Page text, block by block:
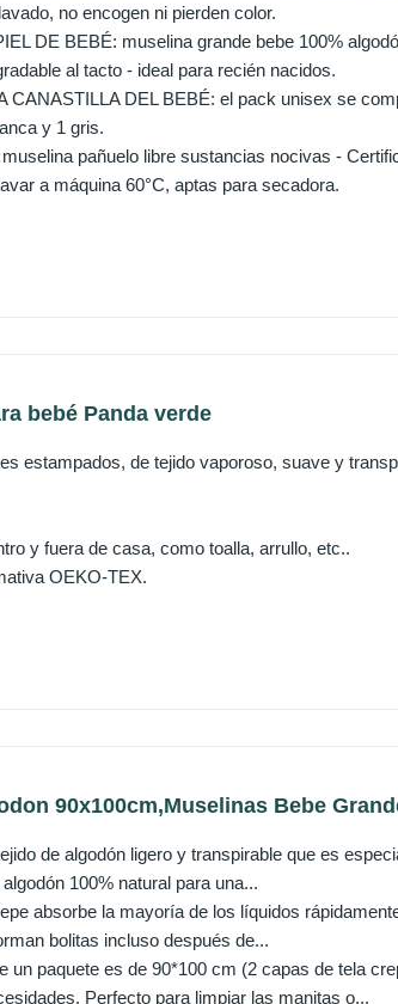
no encogen ni pierden color.
DE BEBÉ: muselina grande bebe 100%
al tacto - ideal para recién nacidos.
CANASTILLA DEL BEBÉ: el pack unisex se
y 1 gris.
pañuelo libre sustancias nocivas -
a máquina 60°C, aptas para secadora.
bebé Panda verde
estampados, de tejido vaporoso, suave y
y fuera de casa, como toalla, arrullo, etc..
OEKO-TEX.
90x100cm,Muselinas Bebe
de algodón ligero y transpirable que es
100% natural para una...
absorbe la mayoría de los líquidos
bolitas incluso después de...
un paquete es de 90*100 cm (2 capas de tela
Perfecto para limpiar las manitas o...